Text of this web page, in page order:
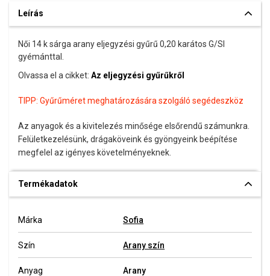
Leírás
Női 14 k sárga arany eljegyzési gyűrű 0,20 karátos G/SI
gyémánttal.
Olvassa el a cikket: Az eljegyzési gyűrűkről
TIPP: Gyűrűméret meghatározására szolgáló segédeszköz
Az anyagok és a kivitelezés minősége elsőrendű számunkra.
Felületkezelésünk, drágaköveink és gyöngyeink beépítése
megfelel az igényes követelményeknek.
Termékadatok
Márka Sofia
Szín Arany szín
Anyag Arany